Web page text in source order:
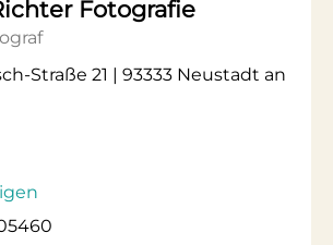
Fotografie
Straße 21 | 93333 Neustadt an